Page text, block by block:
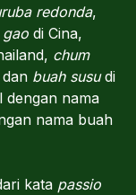
redonda,
di Cina,
chum
buah susudi
dengan nama
nama buah
kata passio